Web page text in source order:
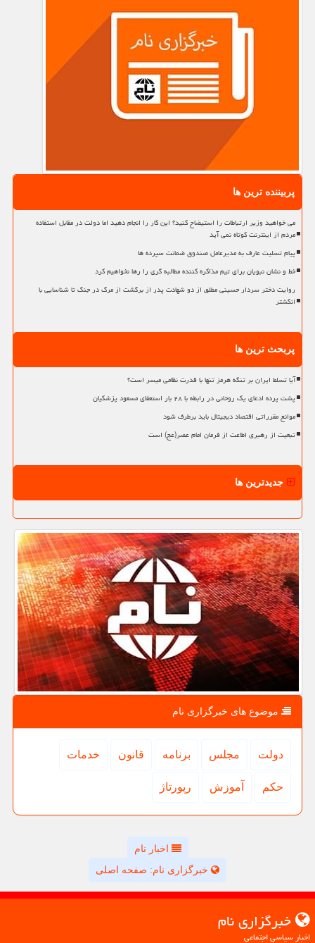
پربیننده ترین ها
می خواهید وزیر ارتباطات را استیضاح کنید؟ این کار را انجام دهید اما دولت در مقابل استفاده
مردم از اینترنت کوتاه نمی آید
پیام تسلیت عارف به مدیرعامل صندوق ضمانت سپرده ها
خط و نشان نبویان برای تیم مذاکره کننده مطالبه گری را رها نخواهیم کرد
روایت دختر سردار حسینی مطلق از دو شهادت پدر از برگشت از مرگ در جنگ تا شناسایی با
انگشتر
پربحث ترین ها
آیا تسلط ایران بر تنگه هرمز تنها با قدرت نظامی میسر است؟
پشت پرده ادعای یک روحانی در رابطه با ۲۸ بار استعفای مسعود پزشکیان
موانع مقرراتی اقتصاد دیجیتال باید برطرف شود
تبعیت از رهبری اطاعت از فرمان امام عصر(عج) است
جدیدترین ها
موضوع های خبرگزاری نام
دولت مجلس برنامه قانون خدمات
حكم آموزش رپورتاژ
اخبار نام
خبرگزاری نام: صفحه اصلی
خبرگزاری نام
اخبار سیاسی اجتماعی